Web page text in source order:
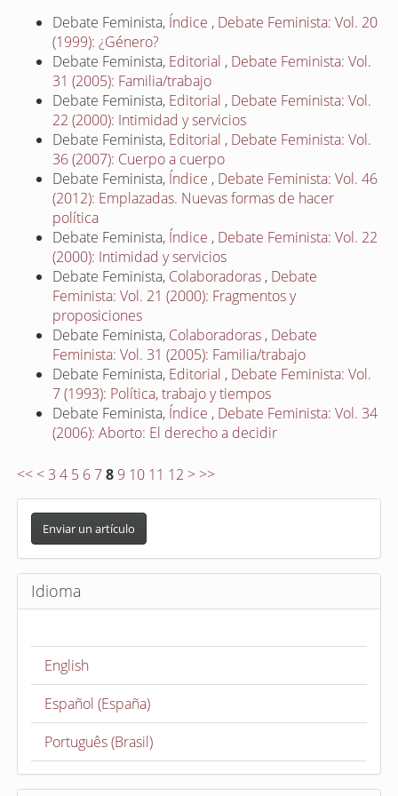
Debate Feminista, Índice , Debate Feminista: Vol. 20
(1999): ¿Género?
Debate Feminista, Editorial , Debate Feminista: Vol.
31 (2005): Familia/trabajo
Debate Feminista, Editorial , Debate Feminista: Vol.
22 (2000): Intimidad y servicios
Debate Feminista, Editorial , Debate Feminista: Vol.
36 (2007): Cuerpo a cuerpo
Debate Feminista, Índice , Debate Feminista: Vol. 46
(2012): Emplazadas. Nuevas formas de hacer
política
Debate Feminista, Índice , Debate Feminista: Vol. 22
(2000): Intimidad y servicios
Debate Feminista, Colaboradoras , Debate
Feminista: Vol. 21 (2000): Fragmentos y
proposiciones
Debate Feminista, Colaboradoras , Debate
Feminista: Vol. 31 (2005): Familia/trabajo
Debate Feminista, Editorial , Debate Feminista: Vol.
7 (1993): Política, trabajo y tiempos
Debate Feminista, Índice , Debate Feminista: Vol. 34
(2006): Aborto: El derecho a decidir
<< < 3 4 5 6 7 8 9 10 11 12 > >>
E
v
i
a
c
Enviar un artículo
Idioma
English
Español (España)
Português (Brasil)